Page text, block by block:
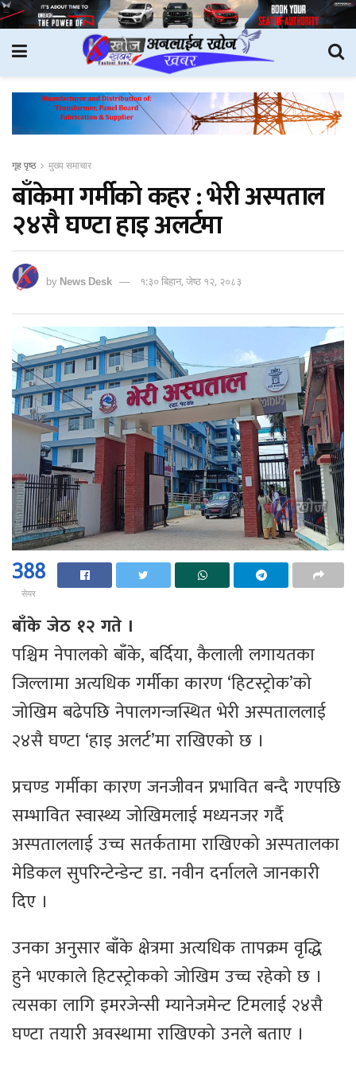
गृह पृष्ठ मुख्य समाचार
बाँकेमा गर्मीको कहर : भेरी अस्पताल
२४सै घण्टा हाइ अलर्टमा
byNews Desk १:३० बिहान, जेष्ठ १२, २०८३
388
सेयर
बाँके जेठ १२ गते ।
पश्चिम नेपालको बाँके, बर्दिया, कैलाली लगायतका
जिल्लामा अत्यधिक गर्मीका कारण ‘हिटस्ट्रोक’को
जोखिम बढेपछि नेपालगन्जस्थित भेरी अस्पताललाई
२४सै घण्टा ‘हाइ अलर्ट’मा राखिएको छ ।
प्रचण्ड गर्मीका कारण जनजीवन प्रभावित बन्दै गएपछि
सम्भावित स्वास्थ्य जोखिमलाई मध्यनजर गर्दै
अस्पताललाई उच्च सतर्कतामा राखिएको अस्पतालका
मेडिकल सुपरिन्टेन्डेन्ट डा. नवीन दर्नालले जानकारी
दिए ।
उनका अनुसार बाँके क्षेत्रमा अत्यधिक तापक्रम वृद्धि
हुने भएकाले हिटस्ट्रोकको जोखिम उच्च रहेको छ ।
त्यसका लागि इमरजेन्सी म्यानेजमेन्ट टिमलाई २४सै
घण्टा तयारी अवस्थामा राखिएको उनले बताए ।